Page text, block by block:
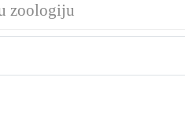
zoologiju